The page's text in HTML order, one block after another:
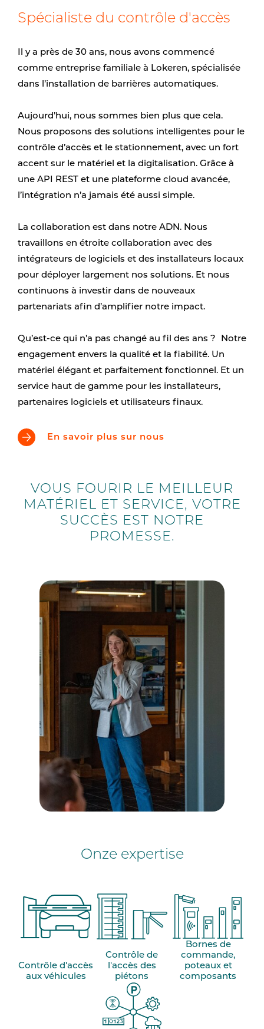
Spécialiste du contrôle d'accès
Il y a près de 30 ans, nous avons commencé
comme entreprise familiale à Lokeren, spécialisée
dans l’installation de barrières automatiques.
Aujourd’hui, nous sommes bien plus que cela.
Nous proposons des solutions intelligentes pour le
contrôle d’accès et le stationnement, avec un fort
accent sur le matériel et la digitalisation. Grâce à
une API REST et une plateforme cloud avancée,
l’intégration n’a jamais été aussi simple.
La collaboration est dans notre ADN. Nous
travaillons en étroite collaboration avec des
intégrateurs de logiciels et des installateurs locaux
pour déployer largement nos solutions. Et nous
continuons à investir dans de nouveaux
partenariats afin d’amplifier notre impact.
Qu’est-ce qui n’a pas changé au fil des ans ? Notre
engagement envers la qualité et la fiabilité. Un
matériel élégant et parfaitement fonctionnel. Et un
service haut de gamme pour les installateurs,
partenaires logiciels et utilisateurs finaux.
En savoir plus sur nous
VOUS FOURIR LE MEILLEUR
MATÉRIEL ET SERVICE, VOTRE
SUCCÈS EST NOTRE
PROMESSE.
Onze expertise
Contrôle d'accès
aux véhicules
Contrôle de
l'accès des
piétons
Bornes de
commande,
poteaux et
composants